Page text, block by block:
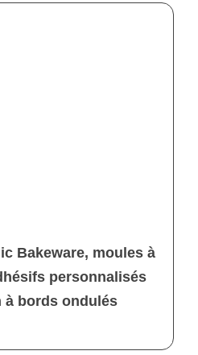
Bakeware, moules à
personnalisés
à bords ondulés